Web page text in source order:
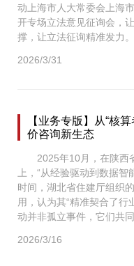
动上海市人大常委会上海
开专场立法意见征询会，
撑，让立法征询精准发
2026/3/31
【业务专版】从“核
价咨询新生态
2025年10月，在陕西省
上，“从经验驱动到数据
时间，湖北省住建厅组织
用，认为其“精准契合了行
动并非孤立事件，它们共
2026/3/16